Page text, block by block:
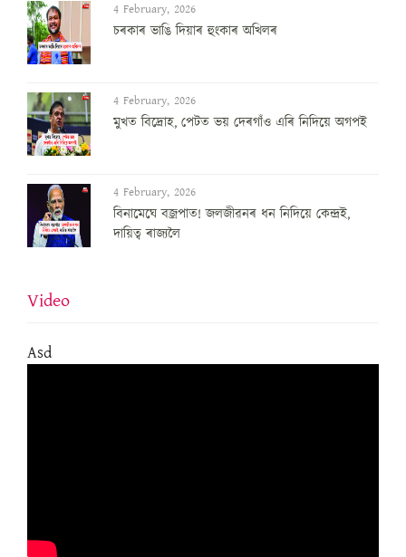
4 February, 2026
চৰকাৰ ভাঙি দিয়াৰ হুংকাৰ অখিলৰ
4 February, 2026
মুখত বিদ্ৰোহ, পেটত ভয় দেৰগাঁও এৰি নিদিয়ে অগপই
4 February, 2026
বিনামেঘে বজ্ৰপাত! জলজীৱনৰ ধন নিদিয়ে কেন্দ্ৰই,
দায়িত্ব ৰাজ্যলৈ
Video
Asd